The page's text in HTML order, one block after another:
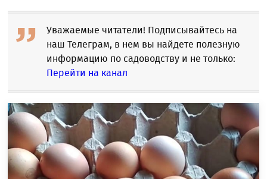
Уважаемые читатели! Подписывайтесь на
наш Телеграм, в нем вы найдете полезную
информацию по садоводству и не только:
Перейти на канал